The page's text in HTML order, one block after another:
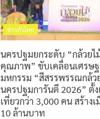
ข่าวทั่วไทย
นครปฐมยกระดับ “กล้วยไ
คุณภาพ” ขับเคลื่อนเศรษ
มหกรรม “สีสรรพรรณกล้ว
นครปฐมการันตี 2026” ตั้
เที่ยวกว่า 3,000 คน สร้าง
10 ล้านบาท